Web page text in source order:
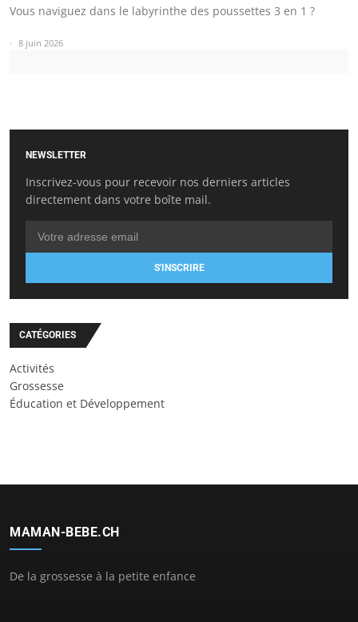
Vous naviguez dans le labyrinthe des poussettes 3 en 1 ?
8 juin 2026
NEWSLETTER
Inscrivez-vous pour recevoir nos derniers articles
directement dans votre boîte mail.
S'INSCRIRE
CATÉGORIES
Activités
Grossesse
Éducation et Développement
MAMAN-BEBE.CH
De la grossesse à la petite enfance